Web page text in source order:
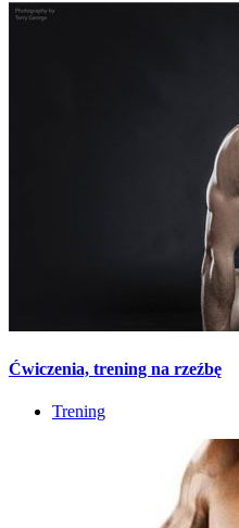
Ćwiczenia, trening na rzeźbę
Trening